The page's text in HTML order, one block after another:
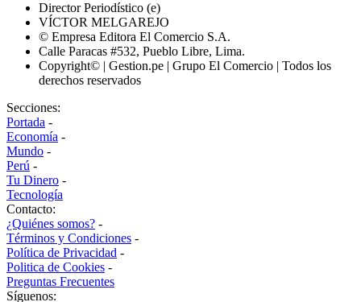
Director Periodístico (e)
VÍCTOR MELGAREJO
© Empresa Editora El Comercio S.A.
Calle Paracas #532, Pueblo Libre, Lima.
Copyright© | Gestion.pe | Grupo El Comercio | Todos los
derechos reservados
Secciones:
Portada -
Economía -
Mundo -
Perú -
Tu Dinero -
Tecnología
Contacto:
¿Quiénes somos? -
Términos y Condiciones -
Política de Privacidad -
Politica de Cookies -
Preguntas Frecuentes
Síguenos: